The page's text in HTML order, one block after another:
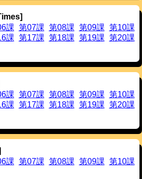
した。
追加しました。
した。
追加しました。
しました。
追加しました。
おけるスズキクンのピッチパターン表示
アクセント核を表示しないようにしまし
に生じていた「表示の問題」に対応しま
を追加しました。
機能について，その全てを網羅していま
を追加しました。
用の表示ができるようにしました。
課 第07課 第08課 第09課 第10課
課 第17課 第18課 第19課 第20課
課 第07課 第08課 第09課 第10課
課 第17課 第18課 第19課 第20課
課 第07課 第08課 第09課 第10課